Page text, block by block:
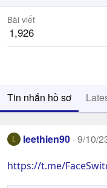
Bài viết
1,926
Tin nhắn hồ sơ
L leethien90 9/10/
https://t.me/